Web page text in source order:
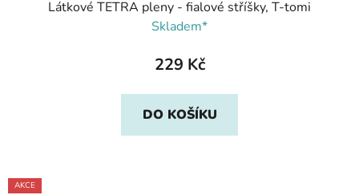
Látkové TETRA pleny - fialové stříšky, T-tomi
Skladem*
229 Kč
DO KOŠÍKU
AKCE